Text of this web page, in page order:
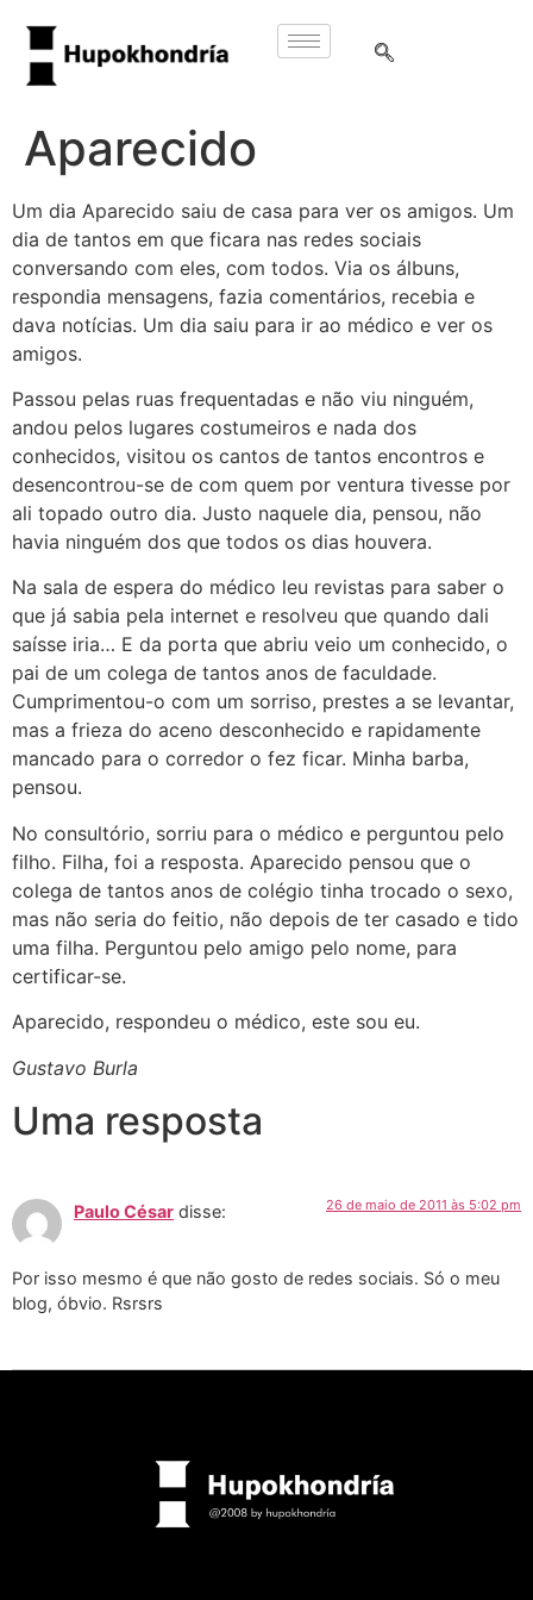
Aparecido
Um dia Aparecido saiu de casa para ver os amigos. Um
dia de tantos em que ficara nas redes sociais
conversando com eles, com todos. Via os álbuns,
respondia mensagens, fazia comentários, recebia e
dava notícias. Um dia saiu para ir ao médico e ver os
amigos.
Passou pelas ruas frequentadas e não viu ninguém,
andou pelos lugares costumeiros e nada dos
conhecidos, visitou os cantos de tantos encontros e
desencontrou-se de com quem por ventura tivesse por
ali topado outro dia. Justo naquele dia, pensou, não
havia ninguém dos que todos os dias houvera.
Na sala de espera do médico leu revistas para saber o
que já sabia pela internet e resolveu que quando dali
saísse iria… E da porta que abriu veio um conhecido, o
pai de um colega de tantos anos de faculdade.
Cumprimentou-o com um sorriso, prestes a se levantar,
mas a frieza do aceno desconhecido e rapidamente
mancado para o corredor o fez ficar. Minha barba,
pensou.
No consultório, sorriu para o médico e perguntou pelo
filho. Filha, foi a resposta. Aparecido pensou que o
colega de tantos anos de colégio tinha trocado o sexo,
mas não seria do feitio, não depois de ter casado e tido
uma filha. Perguntou pelo amigo pelo nome, para
certificar-se.
Aparecido, respondeu o médico, este sou eu.
Gustavo Burla
Uma resposta
Paulo César disse: 26 de maio de 2011 às 5:02 pm
Por isso mesmo é que não gosto de redes sociais. Só o meu
blog, óbvio. Rsrsrs